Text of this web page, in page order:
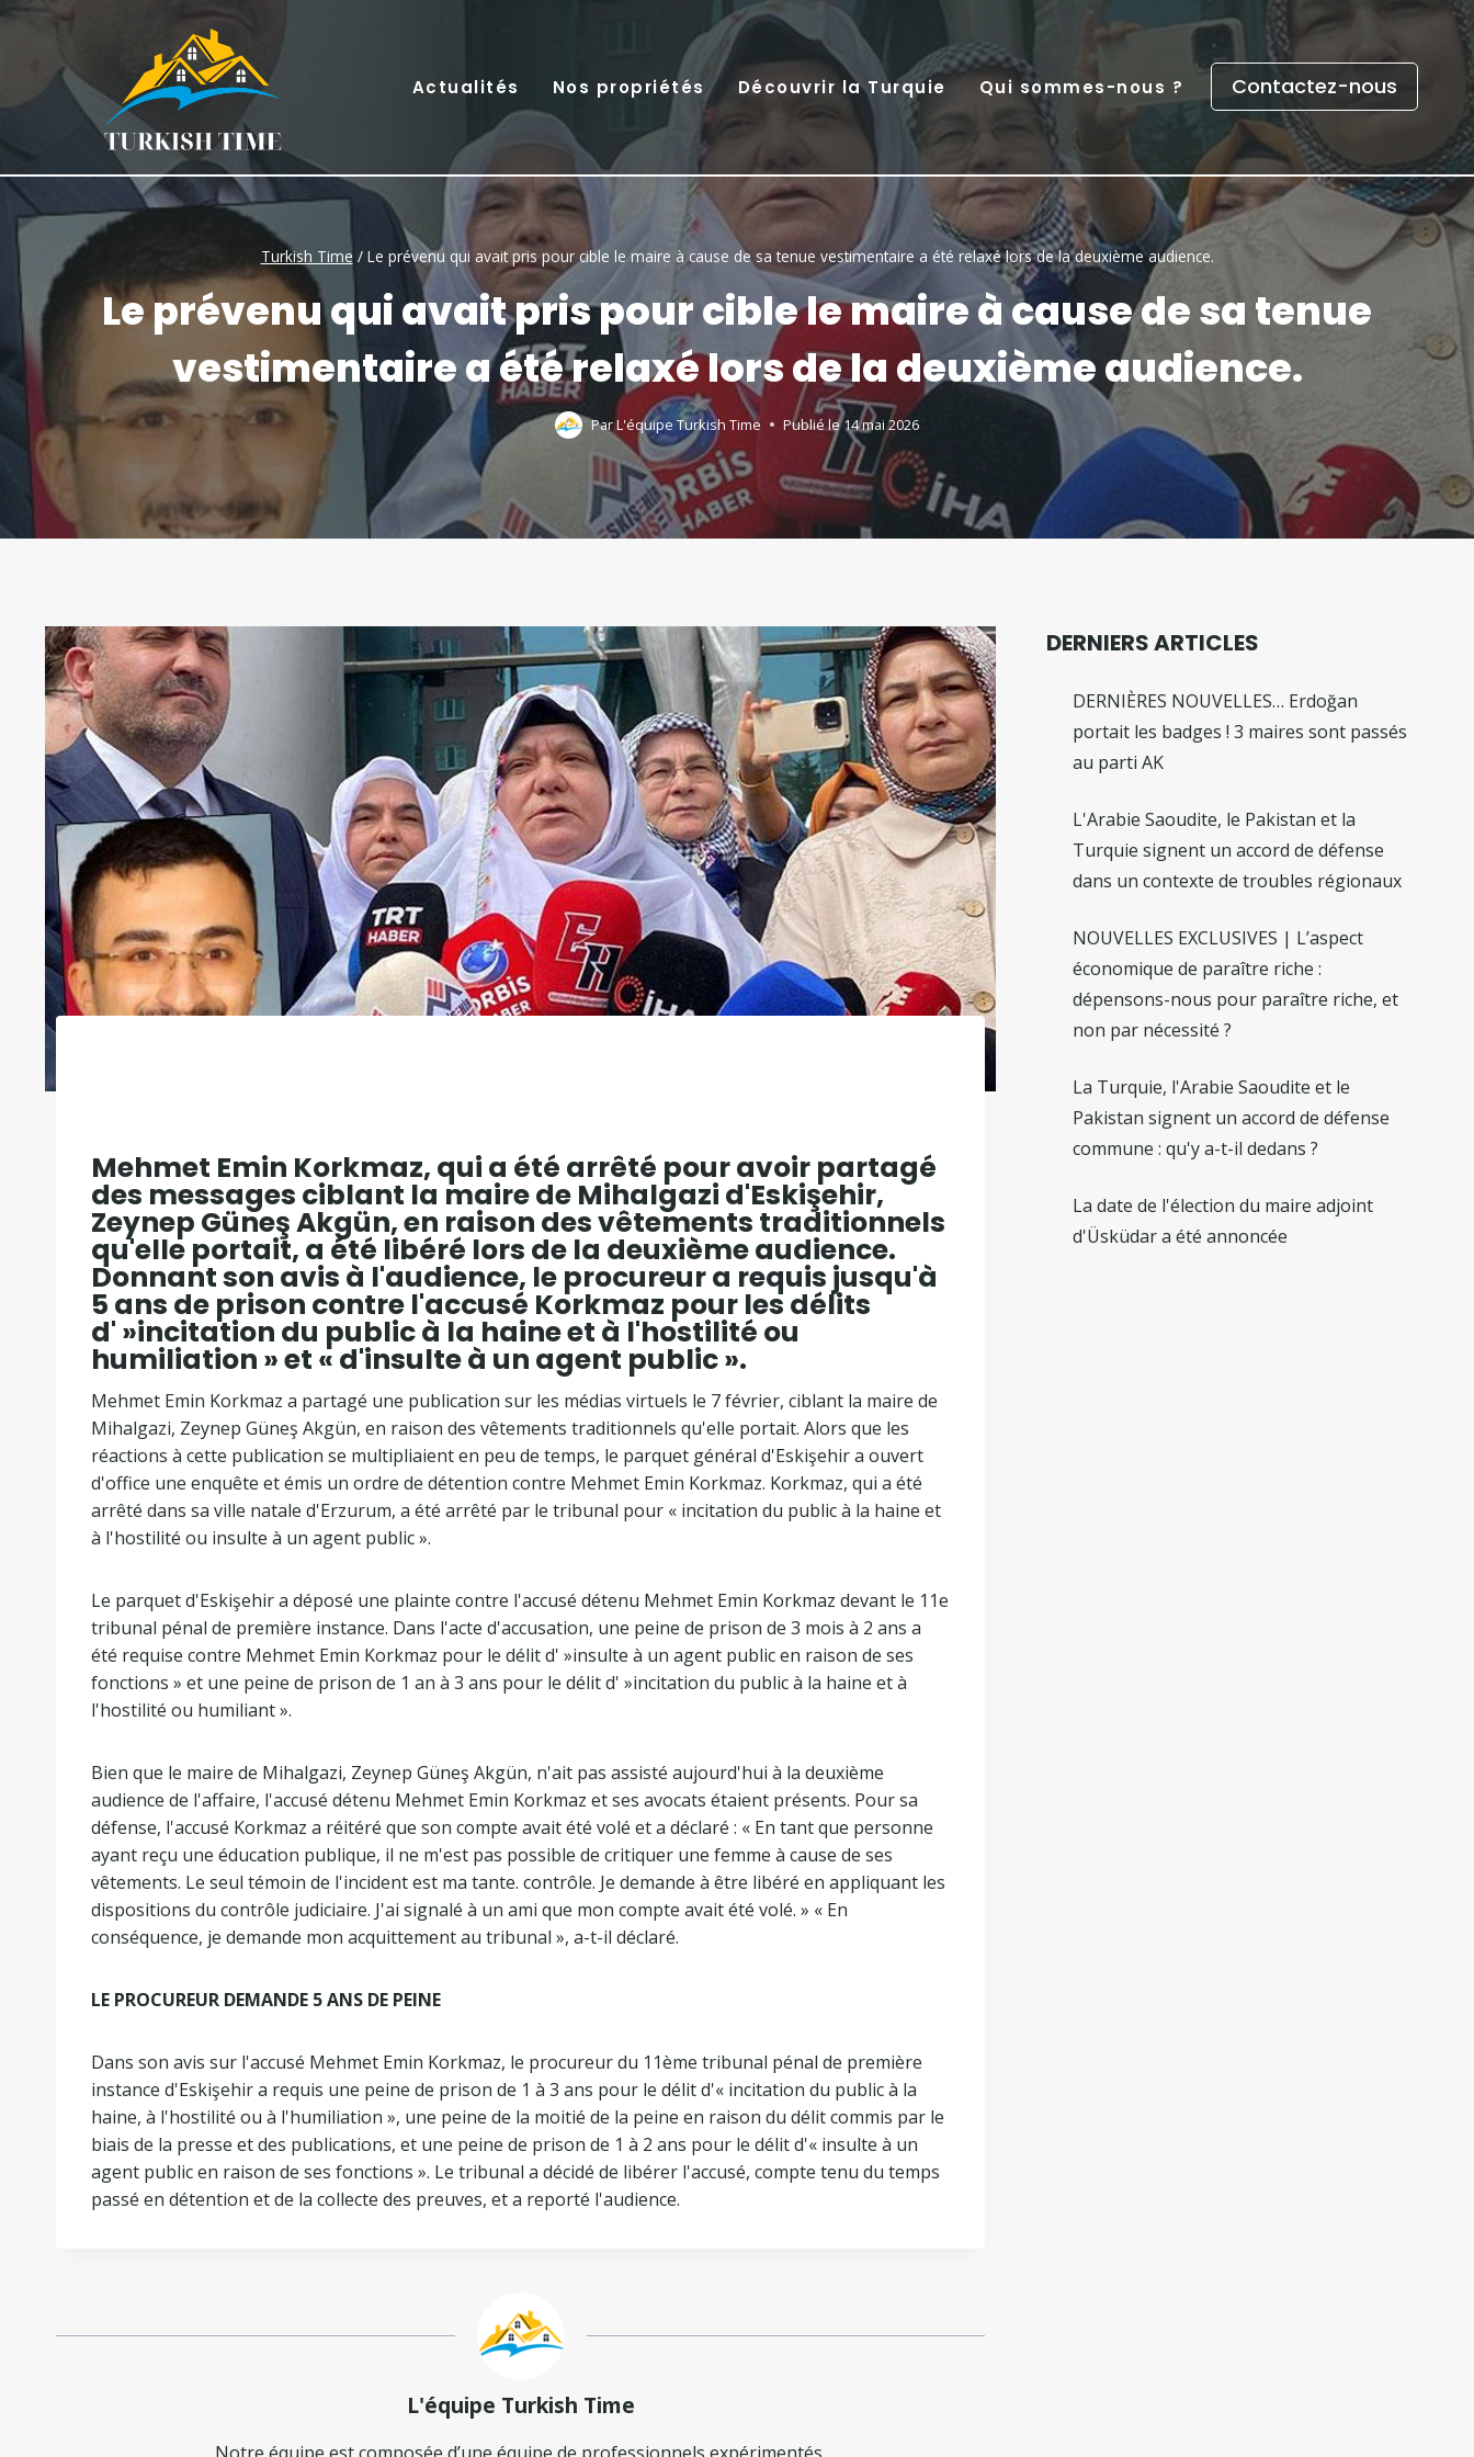
Skip
content
Actualités Nos propriétés Découvrir la Turquie Qui sommes-nous ? Contactez-nous
Turkish Time / Le prévenu qui avait pris pour cible le maire à cause de sa tenue vestimentaire a été relaxé lors de la deuxième audience.
Le prévenu qui avait pris pour cible le maire à cause de sa tenue
vestimentaire a été relaxé lors de la deuxième audience.
ParL'équipe Turkish Time Publié le14 mai 2026
Mehmet Emin Korkmaz, qui a été arrêté pour avoir partagé
des messages ciblant la maire de Mihalgazi d'Eskişehir,
Zeynep Güneş Akgün, en raison des vêtements traditionnels
qu'elle portait, a été libéré lors de la deuxième audience.
Donnant son avis à l'audience, le procureur a requis jusqu'à
5 ans de prison contre l'accusé Korkmaz pour les délits
d' »incitation du public à la haine et à l'hostilité ou
humiliation » et « d'insulte à un agent public ».
Mehmet Emin Korkmaz a partagé une publication sur les médias virtuels le 7 février, ciblant la maire de
Mihalgazi, Zeynep Güneş Akgün, en raison des vêtements traditionnels qu'elle portait. Alors que les
réactions à cette publication se multipliaient en peu de temps, le parquet général d'Eskişehir a ouvert
d'office une enquête et émis un ordre de détention contre Mehmet Emin Korkmaz. Korkmaz, qui a été
arrêté dans sa ville natale d'Erzurum, a été arrêté par le tribunal pour « incitation du public à la haine et
à l'hostilité ou insulte à un agent public ».
Le parquet d'Eskişehir a déposé une plainte contre l'accusé détenu Mehmet Emin Korkmaz devant le 11e
tribunal pénal de première instance. Dans l'acte d'accusation, une peine de prison de 3 mois à 2 ans a
été requise contre Mehmet Emin Korkmaz pour le délit d' »insulte à un agent public en raison de ses
fonctions » et une peine de prison de 1 an à 3 ans pour le délit d' »incitation du public à la haine et à
l'hostilité ou humiliant ».
Bien que le maire de Mihalgazi, Zeynep Güneş Akgün, n'ait pas assisté aujourd'hui à la deuxième
audience de l'affaire, l'accusé détenu Mehmet Emin Korkmaz et ses avocats étaient présents. Pour sa
défense, l'accusé Korkmaz a réitéré que son compte avait été volé et a déclaré : « En tant que personne
ayant reçu une éducation publique, il ne m'est pas possible de critiquer une femme à cause de ses
vêtements. Le seul témoin de l'incident est ma tante. contrôle. Je demande à être libéré en appliquant les
dispositions du contrôle judiciaire. J'ai signalé à un ami que mon compte avait été volé. » « En
conséquence, je demande mon acquittement au tribunal », a-t-il déclaré.
LE PROCUREUR DEMANDE 5 ANS DE PEINE
Dans son avis sur l'accusé Mehmet Emin Korkmaz, le procureur du 11ème tribunal pénal de première
instance d'Eskişehir a requis une peine de prison de 1 à 3 ans pour le délit d'« incitation du public à la
haine, à l'hostilité ou à l'humiliation », une peine de la moitié de la peine en raison du délit commis par le
biais de la presse et des publications, et une peine de prison de 1 à 2 ans pour le délit d'« insulte à un
agent public en raison de ses fonctions ». Le tribunal a décidé de libérer l'accusé, compte tenu du temps
passé en détention et de la collecte des preuves, et a reporté l'audience.
L'équipe Turkish Time
DERNIERS ARTICLES
DERNIÈRES NOUVELLES… Erdoğan
portait les badges ! 3 maires sont passés
au parti AK
L'Arabie Saoudite, le Pakistan et la
Turquie signent un accord de défense
dans un contexte de troubles régionaux
NOUVELLES EXCLUSIVES | L’aspect
économique de paraître riche :
dépensons-nous pour paraître riche, et
non par nécessité ?
La Turquie, l'Arabie Saoudite et le
Pakistan signent un accord de défense
commune : qu'y a-t-il dedans ?
La date de l'élection du maire adjoint
d'Üsküdar a été annoncée